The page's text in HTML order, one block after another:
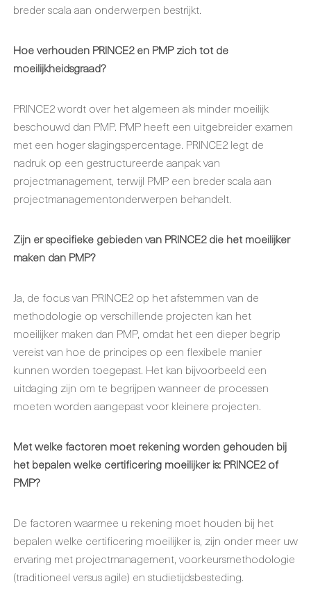
breder scala aan onderwerpen bestrijkt.
Hoe verhouden PRINCE2 en PMP zich tot de
moeilijkheidsgraad?
PRINCE2 wordt over het algemeen als minder moeilijk
beschouwd dan PMP. PMP heeft een uitgebreider examen
met een hoger slagingspercentage. PRINCE2 legt de
nadruk op een gestructureerde aanpak van
projectmanagement, terwijl PMP een breder scala aan
projectmanagementonderwerpen behandelt.
Zijn er specifieke gebieden van PRINCE2 die het moeilijker
maken dan PMP?
Ja, de focus van PRINCE2 op het afstemmen van de
methodologie op verschillende projecten kan het
moeilijker maken dan PMP, omdat het een dieper begrip
vereist van hoe de principes op een flexibele manier
kunnen worden toegepast. Het kan bijvoorbeeld een
uitdaging zijn om te begrijpen wanneer de processen
moeten worden aangepast voor kleinere projecten.
Met welke factoren moet rekening worden gehouden bij
het bepalen welke certificering moeilijker is: PRINCE2 of
PMP?
De factoren waarmee u rekening moet houden bij het
bepalen welke certificering moeilijker is, zijn onder meer uw
ervaring met projectmanagement, voorkeursmethodologie
(traditioneel versus agile) en studietijdsbesteding.